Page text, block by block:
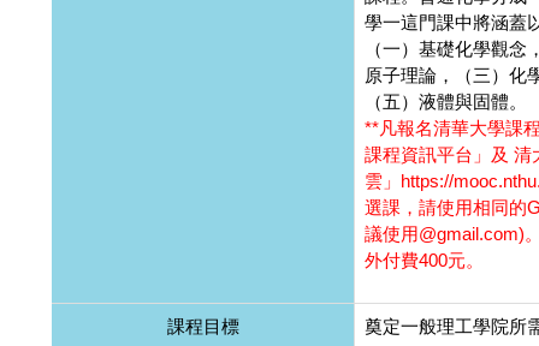
學一這門課中將涵蓋
（一）基礎化學觀念
原子理論，（三）化
（五）液體與固體。
**凡報名清華大學課
課程資訊平台」及 清
雲」https://
選課，請使用相同的
議使用@gmail.com)
外付費400元。
課程目標 奠定一般理工學院所